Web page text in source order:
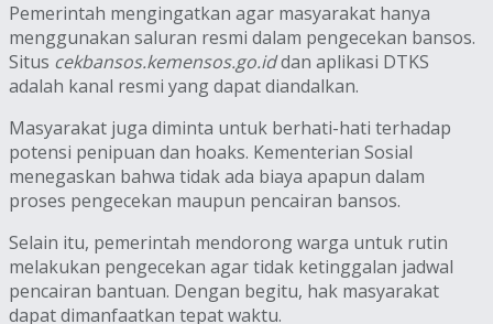
Pemerintah mengingatkan agar masyarakat hanya
menggunakan saluran resmi dalam pengecekan bansos.
Situs cekbansos.kemensos.go.iddan aplikasi DTKS
adalah kanal resmi yang dapat diandalkan.
Masyarakat juga diminta untuk berhati-hati terhadap
potensi penipuan dan hoaks. Kementerian Sosial
menegaskan bahwa tidak ada biaya apapun dalam
proses pengecekan maupun pencairan bansos.
Selain itu, pemerintah mendorong warga untuk rutin
melakukan pengecekan agar tidak ketinggalan jadwal
pencairan bantuan. Dengan begitu, hak masyarakat
dapat dimanfaatkan tepat waktu.